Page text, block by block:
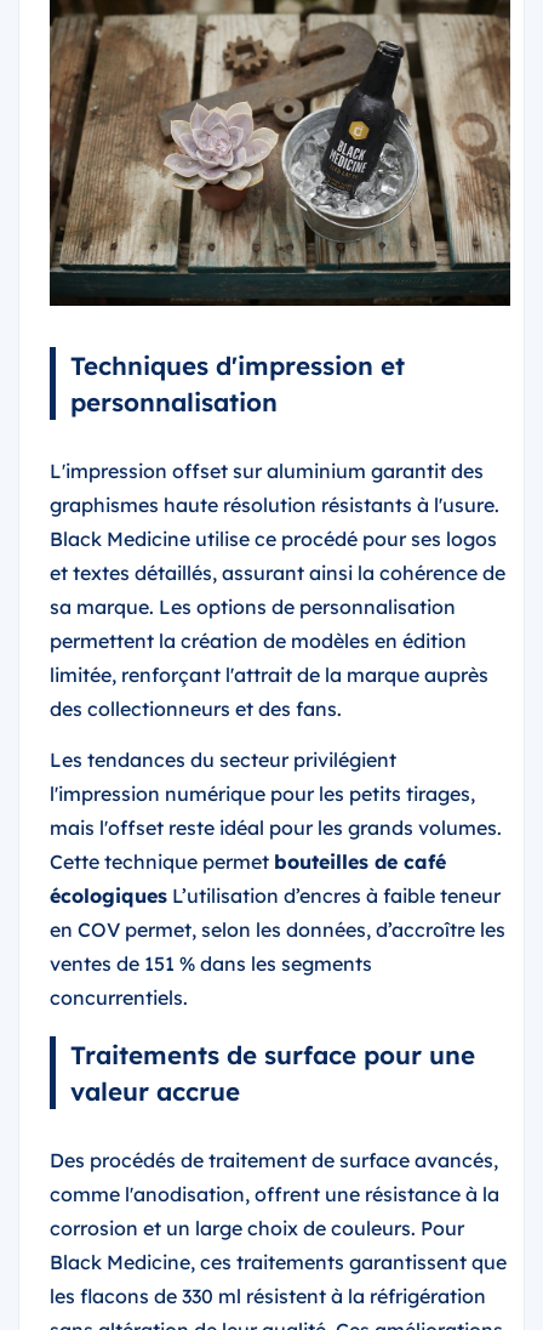
Techniques d'impression et
personnalisation
L'impression offset sur aluminium garantit des
graphismes haute résolution résistants à l'usure.
Black Medicine utilise ce procédé pour ses logos
et textes détaillés, assurant ainsi la cohérence de
sa marque. Les options de personnalisation
permettent la création de modèles en édition
limitée, renforçant l'attrait de la marque auprès
des collectionneurs et des fans.
Les tendances du secteur privilégient
l'impression numérique pour les petits tirages,
mais l'offset reste idéal pour les grands volumes.
Cette technique permet bouteilles de café
écologiques L’utilisation d’encres à faible teneur
en COV permet, selon les données, d’accroître les
ventes de 151 % dans les segments
concurrentiels.
Traitements de surface pour une
valeur accrue
Des procédés de traitement de surface avancés,
comme l'anodisation, offrent une résistance à la
corrosion et un large choix de couleurs. Pour
Black Medicine, ces traitements garantissent que
les flacons de 330 ml résistent à la réfrigération